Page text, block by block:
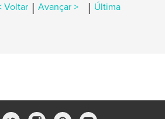
Voltar | Avançar > | Última